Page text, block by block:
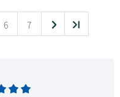
6 7
다
끝